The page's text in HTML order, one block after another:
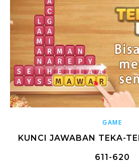
GAME
KUNCI JAWABAN TEKA-
611-620